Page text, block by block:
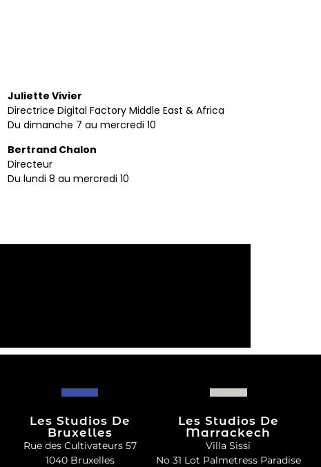
Juliette Vivier
Directrice Digital Factory Middle East & Africa
Du dimanche 7 au mercredi 10
Bertrand Chalon
Directeur
Du lundi 8 au mercredi 10
Les Studios De
Bruxelles
Rue des Cultivateurs 57
1040 Bruxelles
Les Studios De
Marrackech
Villa Sissi
No 31 Lot Palmetress Paradise